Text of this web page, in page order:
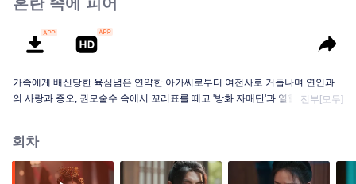
가족에게 배신당한 육심념은 연약한 아가씨로부터 여전사로 거듭나며 연인과
의 사랑과 증오, 권모술수 속에서 꼬리표를 떼고 '방화 자매단'과 열혈적인 고풍
전부[모두]
회차